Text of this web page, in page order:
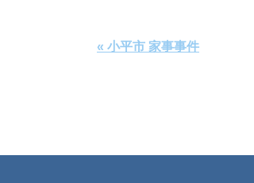
« 小平市 家事事件